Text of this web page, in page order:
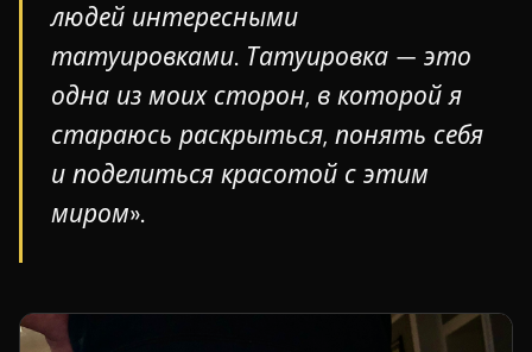
людей интересными
татуировками. Татуировка — это
одна из моих сторон, в которой я
стараюсь раскрыться, понять себя
и поделиться красотой с этим
миром».